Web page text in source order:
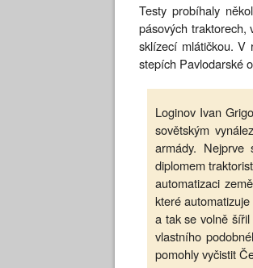
Testy probíhaly
pásových traktorech,
sklízecí mlátičkou. V
stepích Pavlodarské
Loginov Ivan
sovětským
armády. Nejprve
diplomem
automatizaci
které
a tak se volně
vlastního
pomohly vyčistit